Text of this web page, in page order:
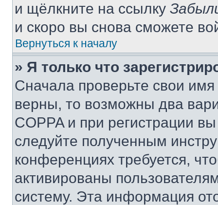
и щёлкните на ссылку
и скоро вы снова сможете
Вернуться к началу
» Я только что
Сначала проверьте свои
верны, то возможны два
COPPA и при регистрации
следуйте полученным
конференциях требуется,
активированы
систему. Эта информация